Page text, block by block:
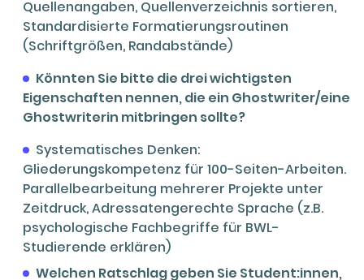
Quellenangaben, Quellenverzeichnis sortieren,
Standardisierte Formatierungsroutinen
(Schriftgrößen, Randabstände)
Könnten Sie bitte die drei wichtigsten
Eigenschaften nennen, die ein Ghostwriter/eine
Ghostwriterin mitbringen sollte?
Systematisches Denken:
Gliederungskompetenz für 100-Seiten-Arbeiten.
Parallelbearbeitung mehrerer Projekte unter
Zeitdruck, Adressatengerechte Sprache (z.B.
psychologische Fachbegriffe für BWL-
Studierende erklären)
Welchen Ratschlag geben Sie Student:innen,